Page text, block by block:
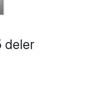
deler